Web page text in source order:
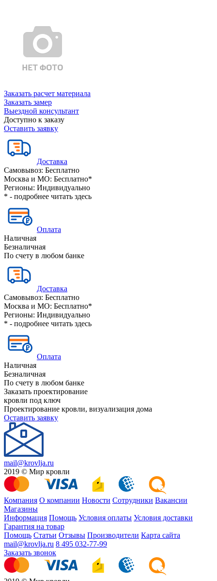
Заказать расчет материала
Заказать замер
Выездной консультант
Доступно к заказу
Оставить заявку
Доставка
Самовывоз: Бесплатно
Москва и МО: Бесплатно*
Регионы: Индивидуально
* - подробнее читать здесь
Оплата
Наличная
Безналичная
По счету в любом банке
Доставка
Самовывоз: Бесплатно
Москва и МО: Бесплатно*
Регионы: Индивидуально
* - подробнее читать здесь
Оплата
Наличная
Безналичная
По счету в любом банке
Заказать проектирование
кровли под ключ
Проектирование кровли, визуализация дома
Оставить заявку
mail@krovlja.ru
2019 © Мир кровли
Компания О компании Новости Сотрудники Вакансии
Магазины
Информация Помощь Условия оплаты Условия доставки
Гарантия на товар
Помощь Статьи Отзывы Производители Карта сайта
mail@krovlja.ru 8 495 032-77-99
Заказать звонок